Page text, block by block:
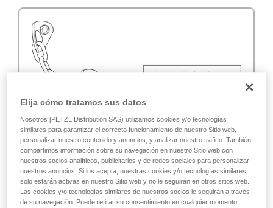
Elija cómo tratamos sus datos
Nosotros [PETZL Distribution SAS) utilizamos cookies y/o tecnologías
similares para garantizar el correcto funcionamiento de nuestro Sitio web,
personalizar nuestro contenido y anuncios, y analizar nuestro tráfico. También
compartimos información sobre su navegación en nuestro Sitio web con
nuestros socios analíticos, publicitarios y de redes sociales para personalizar
nuestros anuncios. Si los acepta, nuestras cookies y/o tecnologías similares
solo estarán activas en nuestro Sitio web y no le seguirán en otros sitios web.
Las cookies y/o tecnologías similares de nuestros socios le seguirán a través
de su navegación. Puede retirar su consentimiento en cualquier momento